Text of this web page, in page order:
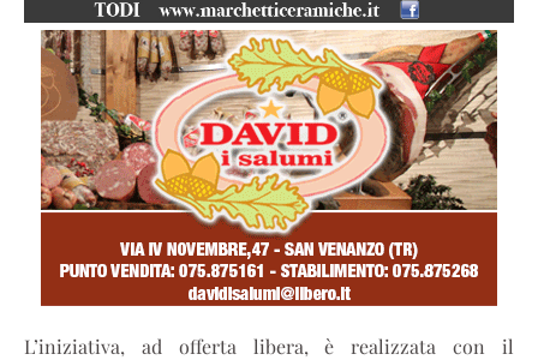
L’iniziativa, ad offerta libera, è realizzata con il